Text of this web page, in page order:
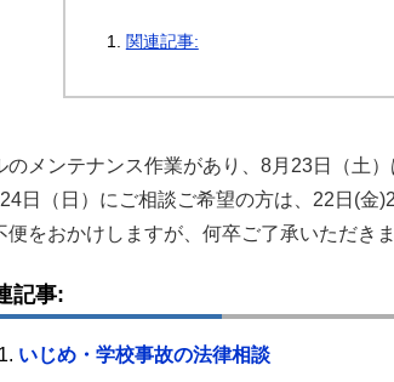
関連記事:
のメンテナンス作業があり、8月23日（土
日（日）にご相談ご希望の方は、22日(金
便をおかけしますが、何卒ご了承いただき
記事:
いじめ・学校事故の法律相談